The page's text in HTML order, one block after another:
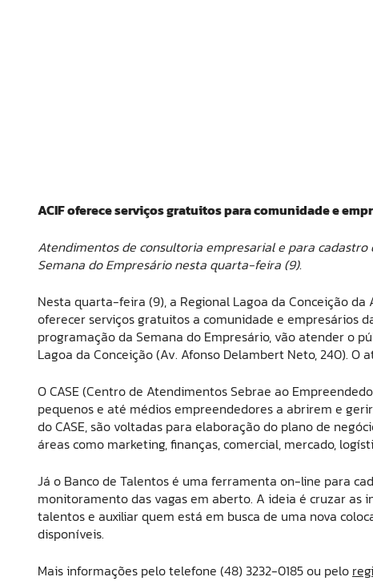
ACIF oferece serviços gratuitos para comunidade e
Atendimentos de consultoria empresarial e para
Semana do Empresário nesta quarta-feira (9).
Nesta quarta-feira (9), a Regional Lagoa da Conceição
oferecer serviços gratuitos a comunidade e empresários
programação da Semana do Empresário, vão atender o
Lagoa da Conceição (Av. Afonso Delambert Neto, 240). O
O CASE (Centro de Atendimentos Sebrae ao
pequenos e até médios empreendedores a abrirem e
do CASE, são voltadas para elaboração do plano de
áreas como marketing, finanças, comercial, mercado,
Já o Banco de Talentos é uma ferramenta on-line para
monitoramento das vagas em aberto. A ideia é cruzar
talentos e auxiliar quem está em busca de uma nova
disponíveis.
Mais informações pelo telefone (48) 3232-0185 ou pelo